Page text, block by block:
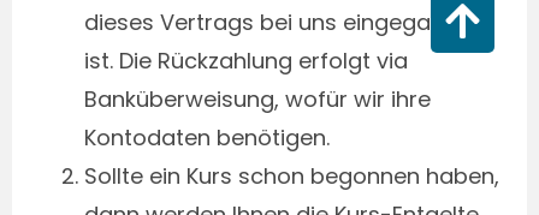
dieses Vertrags bei uns eingegangen
ist. Die Rückzahlung erfolgt via
Banküberweisung, wofür wir ihre
Kontodaten benötigen.
Sollte ein Kurs schon begonnen haben,